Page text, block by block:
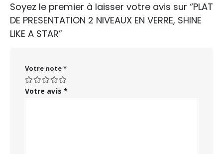
Soyez le premier à laisser votre avis sur “PLAT
DE PRESENTATION 2 NIVEAUX EN VERRE, SHINE
LIKE A STAR”
Votre note*
Votre avis *